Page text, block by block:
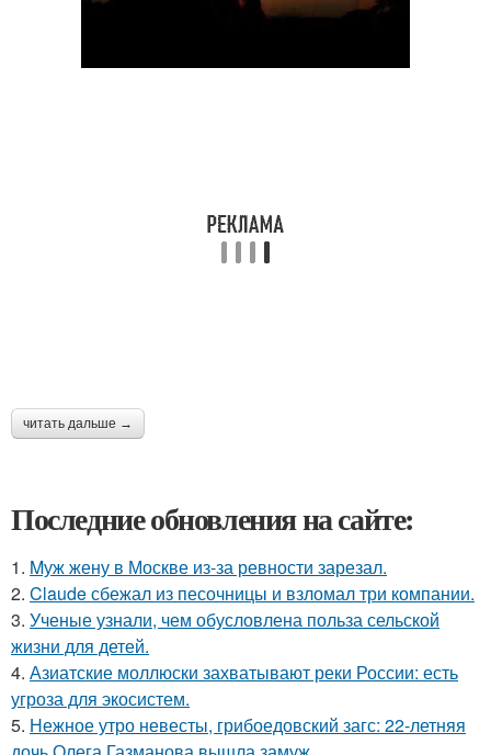
читать дальше →
Последние обновления на сайте:
1. Mуж жену в Москве из-за ревности зарезал.
2. Claude сбежал из песочницы и взломал три компании.
3. Ученые узнали, чем обусловлена польза сельской
жизни для детей.
4. Азиатские моллюски захватывают реки России: есть
угроза для экосистем.
5. Нежное утро невесты, грибоедовский загс: 22-летняя